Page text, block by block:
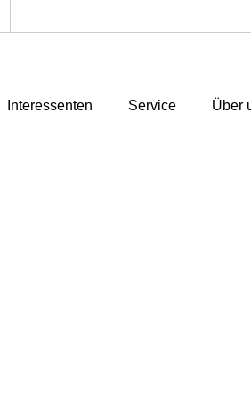
Interessenten Service Über